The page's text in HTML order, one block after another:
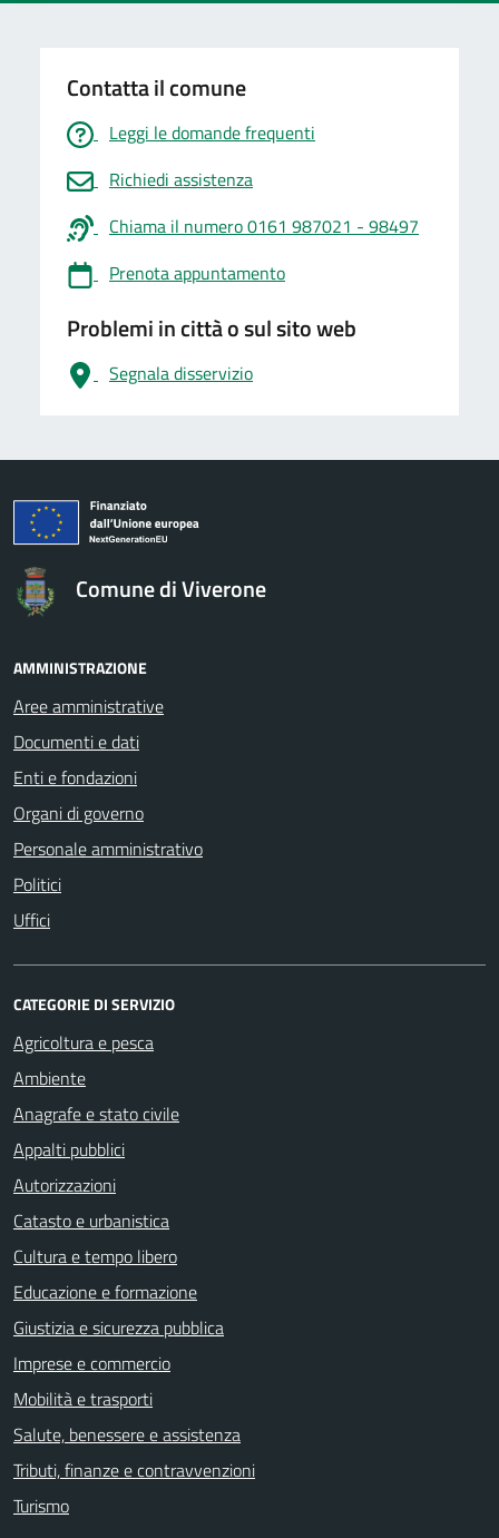
Contatta il comune
Leggi le domande frequenti
Richiedi assistenza
Chiama il numero 0161 987021 - 98497
Prenota appuntamento
Problemi in città o sul sito web
Segnala disservizio
logo Unione Europea
Comune di Viverone
AMMINISTRAZIONE
Aree amministrative
Documenti e dati
Enti e fondazioni
Organi di governo
Personale amministrativo
Politici
Uffici
CATEGORIE DI SERVIZIO
Agricoltura e pesca
Ambiente
Anagrafe e stato civile
Appalti pubblici
Autorizzazioni
Catasto e urbanistica
Cultura e tempo libero
Educazione e formazione
Giustizia e sicurezza pubblica
Imprese e commercio
Mobilità e trasporti
Salute, benessere e assistenza
Tributi, finanze e contravvenzioni
Turismo